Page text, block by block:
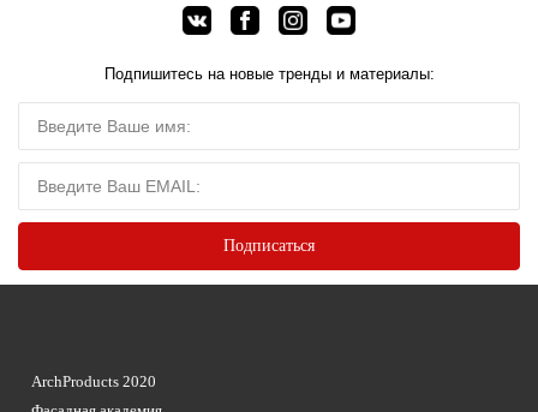
Подпишитесь на новые тренды и материалы:
ArchProducts 2020